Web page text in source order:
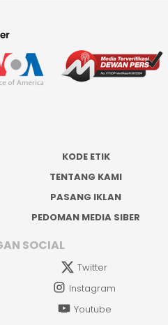
KODE ETIK
TENTANG KAMI
PASANG IKLAN
PEDOMAN MEDIA SIBER
SOCIAL
Twitter
Instagram
Youtube